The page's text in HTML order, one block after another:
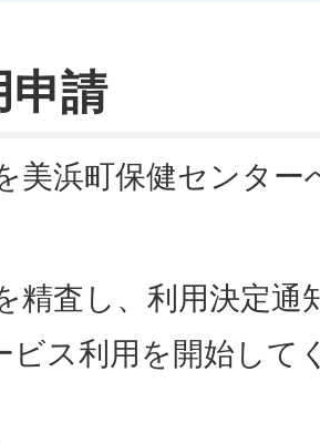
申請
美浜町保健センター
精査し、利用決定通
ビス利用を開始して